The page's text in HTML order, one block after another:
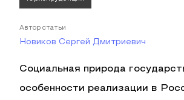
Автор статьи
Новиков Сергей Дмитриевич
Социальная природа
особенности реализации в